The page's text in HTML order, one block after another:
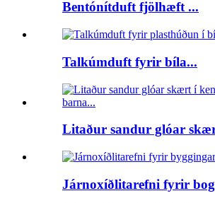
Bentónítduft fjölhæft ...
Talkúmduft fyrir bíla...
Litaður sandur glóar
Járnoxíðlitarefni fyrir